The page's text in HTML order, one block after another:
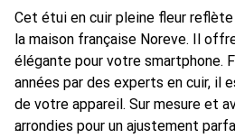
Cet étui en cuir pleine fleur
la maison française Noreve. Il
élégante pour votre smartphone.
années par des experts en cuir, il
de votre appareil. Sur mesure et
arrondies pour un ajustement